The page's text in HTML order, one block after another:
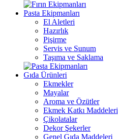
Pasta Ekipmanları
El Aletleri
Hazırlık
Pişirme
Servis ve Sunum
Taşıma ve Saklama
Gıda Ürünleri
Ekmekler
Mayalar
Aroma ve Özütler
Ekmek Katkı Maddeleri
Çikolatalar
Dekor Şekerler
Genel Gıda Maddeleri